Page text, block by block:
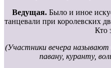
Ведущая.Было и иное
танцевали при королевских
Кто
(Участники вечера называют
павану, куранту,